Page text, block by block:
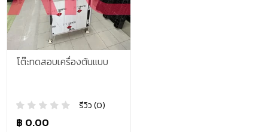
โต๊ะทดสอบเครื่องต้นแบบ
รีวิว (0)
฿ 0.00